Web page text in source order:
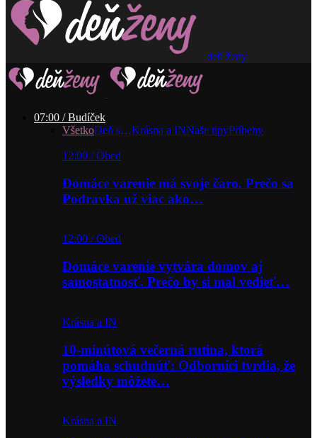
deň ženy
07:00 / Budíček
VšetkoDeň s…Krásna a INNaše tipyPríbehy
12:00 / Obed
Domáce varenie má svoje čaro. Prečo sa
Podravka už viac ako…
12:00 / Obed
Domáce varenie vytvára domov aj
samostatnosť. Prečo by si mal vedieť…
Krásna a IN
10-minútová večerná rutina, ktorá
pomáha schudnúť: Odborníci tvrdia, že
výsledky môžete…
Krásna a IN